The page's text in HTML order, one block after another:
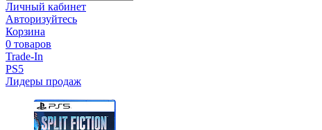
Личный кабинет
Авторизуйтесь
Корзина
0 товаров
Trade-In
PS5
Лидеры продаж